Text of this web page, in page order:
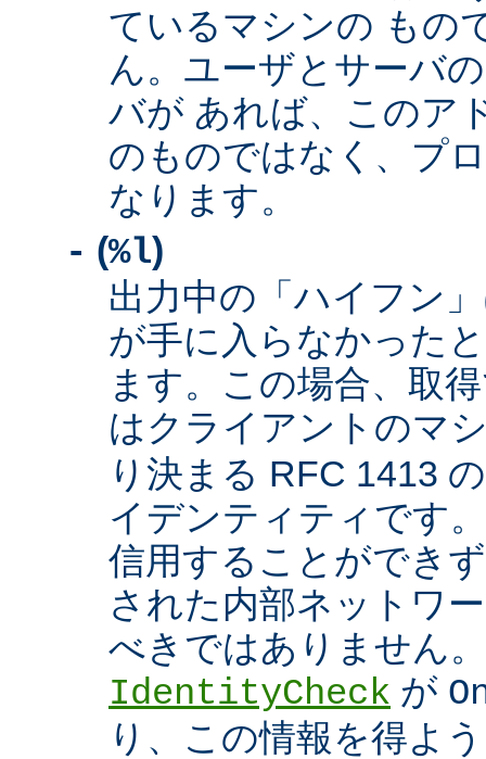
ているマシンの もの
ん。ユーザとサーバ
バが あれば、このア
のものではなく、プ
なります。
- (%l)
出力中の「ハイフン
が手に入らなかった
ます。この場合、取
はクライアントのマ
り決まる RFC 1413
イデンティティです
信用することができ
された内部ネットワ
べきではありません
IdentityCheck が
り、この情報を得よ